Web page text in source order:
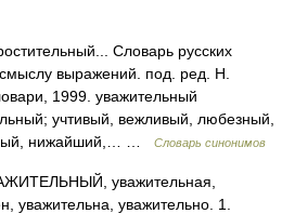
Словарь русских
выражений. под. ред. Н.
1999. уважительный
учтивый, вежливый, любезный,
нижайший,… …
Словарь синонимов
уважительная,
уважительна, уважительно. 1.